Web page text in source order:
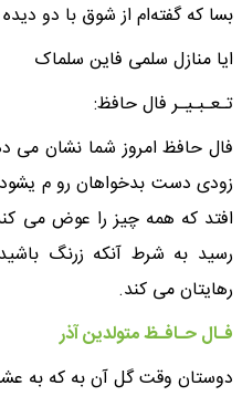
بسا که گفته‌ام از شوق با دو
ایا منازل سلمی فاین سلماک
تـعـبـیـر فال حافظ:
فال حافظ امروز شما نشان می
زودی دست بدخواهان رو م
افتد که همه چیز را عوض می
رسید به شرط آنکه زرنگ
رهایتان می کند.
فـال حـافـظ متولدین آذر
دوستان وقت گل آن به که به